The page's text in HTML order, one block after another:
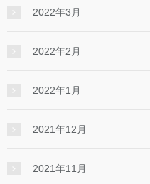
2022年3月
2022年2月
2022年1月
2021年12月
2021年11月